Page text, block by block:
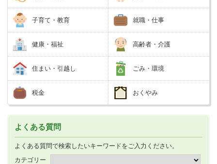
子育て・教育 就職・仕事
健康・福祉 高齢者・介護
住まい・引越し ごみ・環境
税金 おくやみ
よくある質問
よくある質問で検索したいキーワードをご入力ください。
カテゴリー